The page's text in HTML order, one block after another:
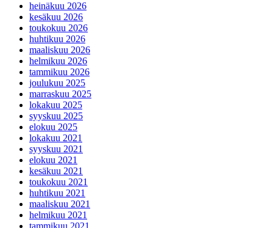
heinäkuu 2026
kesäkuu 2026
toukokuu 2026
huhtikuu 2026
maaliskuu 2026
helmikuu 2026
tammikuu 2026
joulukuu 2025
marraskuu 2025
lokakuu 2025
syyskuu 2025
elokuu 2025
lokakuu 2021
syyskuu 2021
elokuu 2021
kesäkuu 2021
toukokuu 2021
huhtikuu 2021
maaliskuu 2021
helmikuu 2021